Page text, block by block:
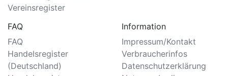
Vereinsregister
FAQ
FAQ
Handelsregister
(Deutschland)
Information
Impressum/Kontakt
Verbraucherinfos
Datenschutzerklärung